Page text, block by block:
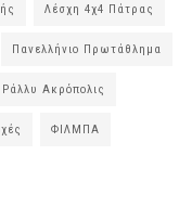
Λέσχη 4χ4 Πάτρας
Πανελλήνιο Πρωτάθλημα
Ράλλυ Ακρόπολις
ΦΙΛΜΠΑ